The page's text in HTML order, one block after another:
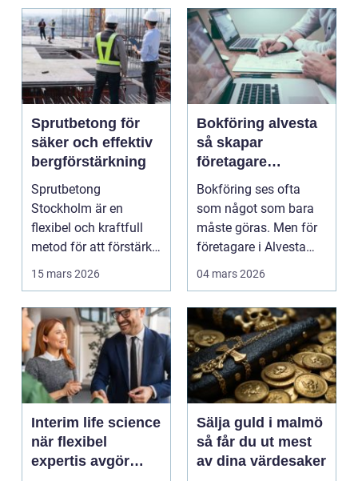
Sprutbetong för
säker och effektiv
bergförstärkning
Sprutbetong
Stockholm är en
flexibel och kraftfull
metod för att förstärka
berg,...
15 mars 2026
Bokföring alvesta
så skapar
företagare
trygghet och
kontroll i vardagen
Bokföring ses ofta
som något som bara
måste göras. Men för
företagare i Alvesta
kan en genomtänkt
04 mars 2026
Interim life science
när flexibel
expertis avgör
Sälja guld i malmö
så får du ut mest
av dina värdesaker